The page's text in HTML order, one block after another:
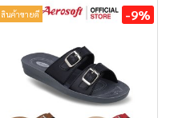
สินค้าขายดี -9%